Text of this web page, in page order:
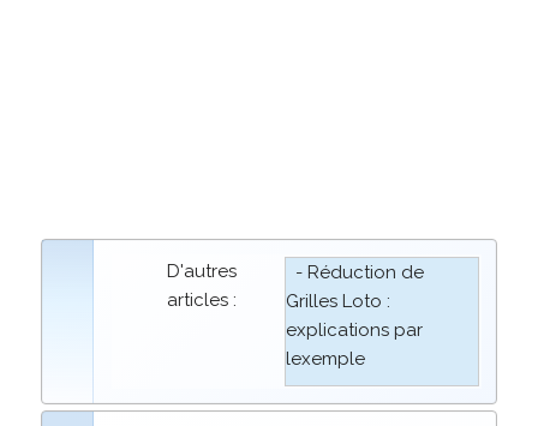
D'autres
articles :
- Réduction de
Grilles Loto :
explications par
lexemple